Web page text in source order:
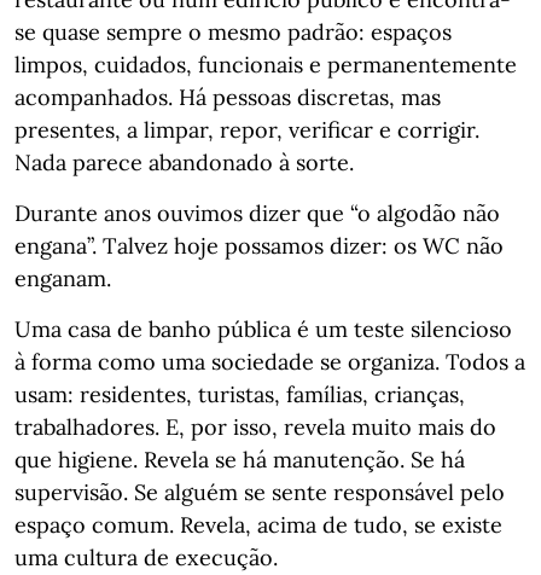
se quase sempre o mesmo padrão: espaços
limpos, cuidados, funcionais e permanentemente
acompanhados. Há pessoas discretas, mas
presentes, a limpar, repor, verificar e corrigir.
Nada parece abandonado à sorte.
Durante anos ouvimos dizer que “o algodão não
engana”. Talvez hoje possamos dizer: os WC não
enganam.
Uma casa de banho pública é um teste silencioso
à forma como uma sociedade se organiza. Todos a
usam: residentes, turistas, famílias, crianças,
trabalhadores. E, por isso, revela muito mais do
que higiene. Revela se há manutenção. Se há
supervisão. Se alguém se sente responsável pelo
espaço comum. Revela, acima de tudo, se existe
uma cultura de execução.